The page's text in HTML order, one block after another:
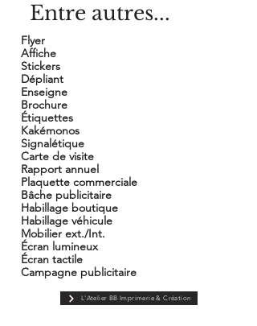
Entre autres...
Flyer
Affiche
Stickers
Dépliant
Enseigne
Brochure
Étiquettes
Kakémonos
Signalétique
Carte de visite
Rapport annuel
Plaquette commerciale
Bâche publicitaire
Habillage boutique
Habillage véhicule
Mobilier ext./Int.
Écran lumineux
Écran tactile
Campagne publicitaire
L'Atelier BB Imprimerie & Création